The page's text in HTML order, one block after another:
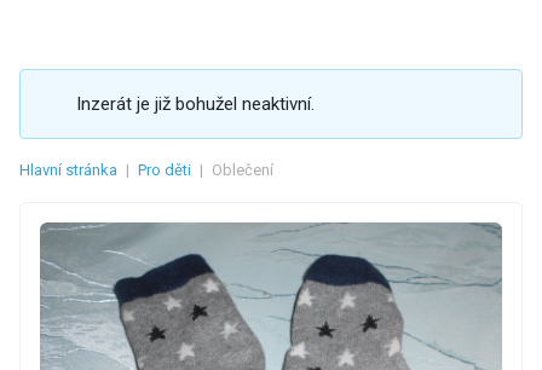
Inzerát je již bohužel neaktivní.
Hlavní stránka | Pro děti | Oblečení